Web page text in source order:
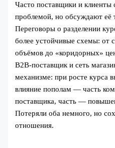
Часто поставщики и клиенты
проблемой, но обсуждают её
Переговоры о разделении
более устойчивые схемы: от
объёмов до «коридорных»
B2B‑поставщик и сеть
механизме: при росте курса
влияние пополам — часть
поставщика, часть —
Потеряли оба немного, но
отношения.